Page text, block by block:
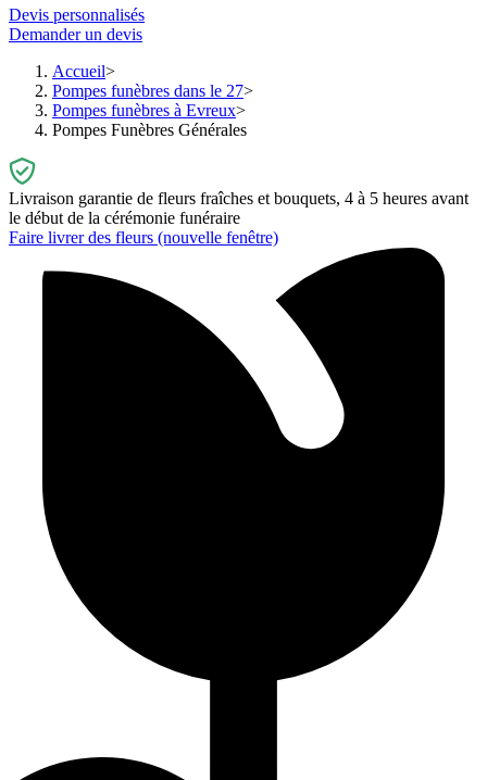
Devis personnalisés
Demander un devis
Accueil
Pompes funèbres dans le 27
Pompes funèbres à Evreux
Pompes Funèbres Générales
Livraison garantie de fleurs fraîches et bouquets, 4 à 5 heures avant
le début de la cérémonie funéraire
Faire livrer des fleurs (nouvelle fenêtre)